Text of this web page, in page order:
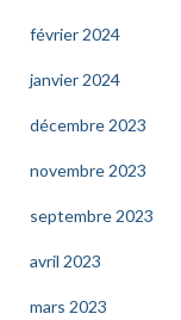
février 2024
janvier 2024
décembre 2023
novembre 2023
septembre 2023
avril 2023
mars 2023